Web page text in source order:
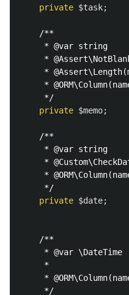
private $task;
/**
     * @var string
*
*
*
     */
private $memo;
/**
     * @var string
*
*
     */
private $date;
/**
     * @var \DateTime
     *
*
     */